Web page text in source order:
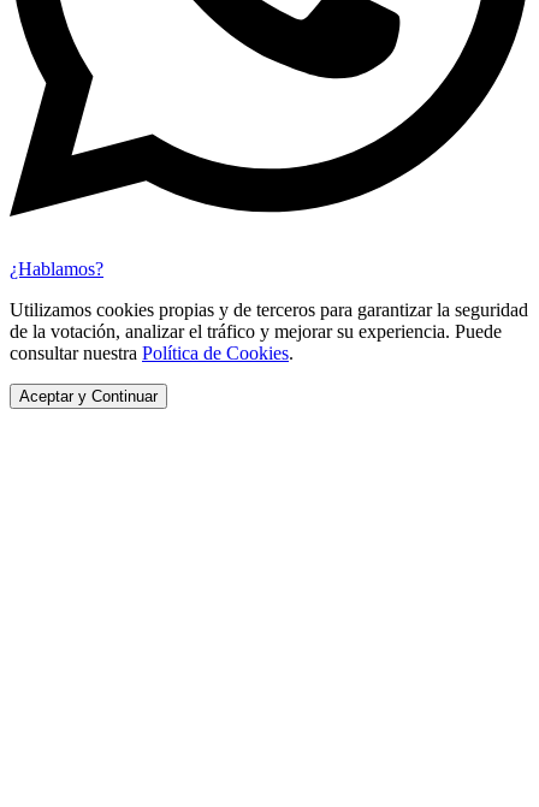
¿Hablamos?
Utilizamos cookies propias y de terceros para garantizar la seguridad
de la votación, analizar el tráfico y mejorar su experiencia. Puede
consultar nuestra Política de Cookies.
Aceptar y Continuar